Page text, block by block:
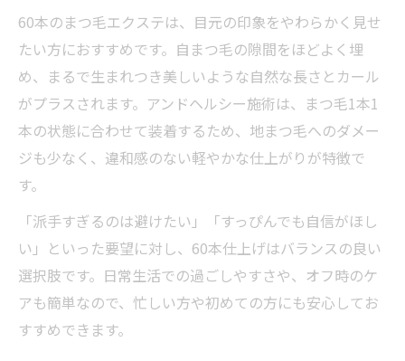
60本のまつ毛エクステは、目元の印象をやわらかく見せ
たい方におすすめです。自まつ毛の隙間をほどよく埋
め、まるで生まれつき美しいような自然な長さとカール
がプラスされます。アンドヘルシー施術は、まつ毛1本1
本の状態に合わせて装着するため、地まつ毛へのダメー
ジも少なく、違和感のない軽やかな仕上がりが特徴で
す。
「派手すぎるのは避けたい」「すっぴんでも自信がほし
い」といった要望に対し、60本仕上げはバランスの良い
選択肢です。日常生活での過ごしやすさや、オフ時のケ
アも簡単なので、忙しい方や初めての方にも安心してお
すすめできます。